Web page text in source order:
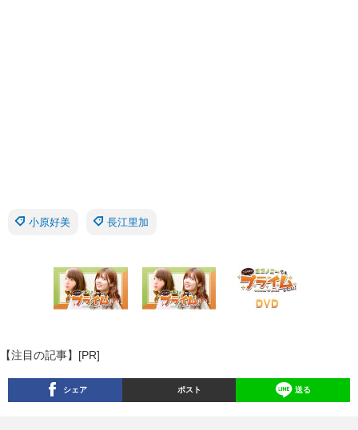
小原好美 長江里加
【注目の記事】[PR]
シェア ポスト 送る